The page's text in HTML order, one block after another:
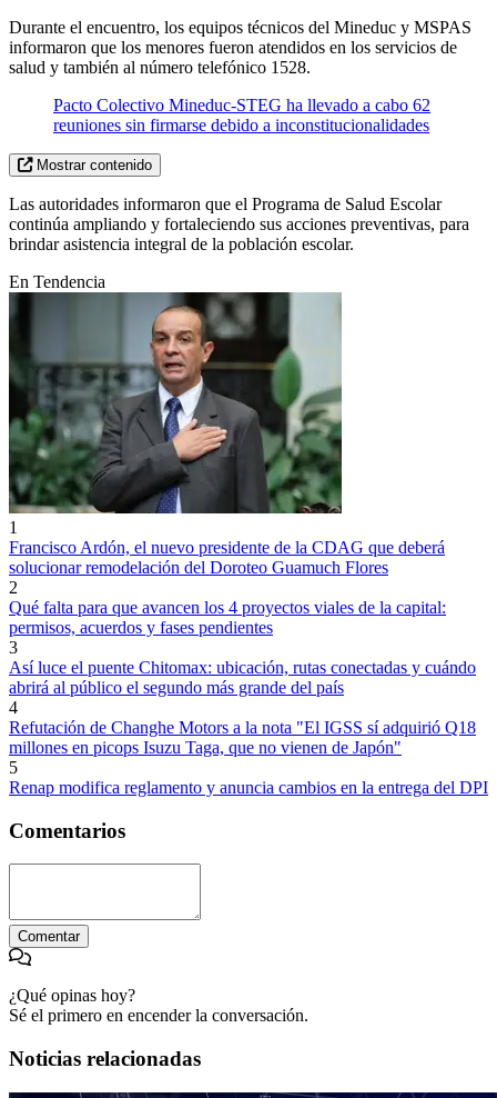
Durante el encuentro, los equipos técnicos del Mineduc y MSPAS
informaron que los menores fueron atendidos en los servicios de
salud y también al número telefónico 1528.
Pacto Colectivo Mineduc-STEG ha llevado a cabo 62
reuniones sin firmarse debido a inconstitucionalidades
Mostrar contenido
Las autoridades informaron que el Programa de Salud Escolar
continúa ampliando y fortaleciendo sus acciones preventivas, para
brindar asistencia integral de la población escolar.
En Tendencia
1
Francisco Ardón, el nuevo presidente de la CDAG que deberá
solucionar remodelación del Doroteo Guamuch Flores
2
Qué falta para que avancen los 4 proyectos viales de la capital:
permisos, acuerdos y fases pendientes
3
Así luce el puente Chitomax: ubicación, rutas conectadas y cuándo
abrirá al público el segundo más grande del país
4
Refutación de Changhe Motors a la nota "El IGSS sí adquirió Q18
millones en picops Isuzu Taga, que no vienen de Japón"
5
Renap modifica reglamento y anuncia cambios en la entrega del DPI
Comentarios
Comentar
¿Qué opinas hoy?
Sé el primero en encender la conversación.
Noticias relacionadas